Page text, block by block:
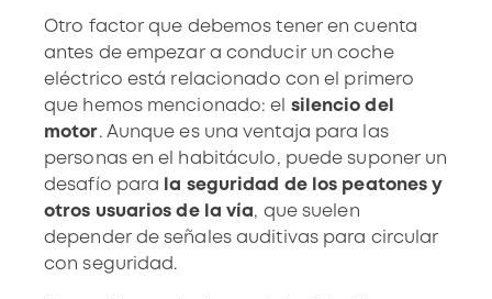
Otro factor que debemos tener en cuenta
antes de empezar a conducir un coche
eléctrico está relacionado con el primero
que hemos mencionado: el silencio del
motor. Aunque es una ventaja para las
personas en el habitáculo, puede suponer un
desafío para
la seguridad de los peatones y
otros usuarios de la vía, que suelen
depender de señales auditivas para circular
con seguridad.